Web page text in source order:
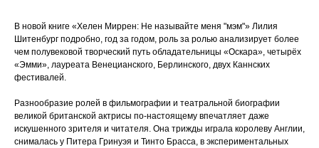
В новой книге «Хелен Миррен: Не называйте меня "мэм"» Лилия
Шитенбург подробно, год за годом, роль за ролью анализирует более
чем полувековой творческий путь обладательницы «Оскара», четырёх
«Эмми», лауреата Венецианского, Берлинского, двух Каннских
фестивалей.
Разнообразие ролей в фильмографии и театральной биографии
великой британской актрисы по-настоящему впечатляет даже
искушенного зрителя и читателя. Она трижды играла королеву Англии,
снималась у Питера Гринуэя и Тинто Брасса, в экспериментальных